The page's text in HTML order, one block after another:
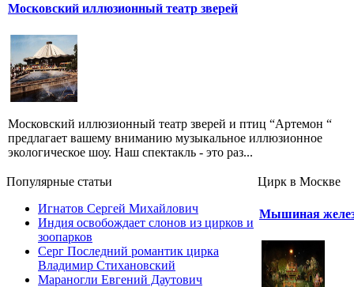
Московский иллюзионный театр зверей
Московский иллюзионный театр зверей и птиц “Артемон “
предлагает вашему вниманию музыкальное иллюзионное
экологическое шоу. Наш спектакль - это раз...
Популярные cтатьи
Игнатов Сергей Михайлович
Индия освобождает слонов из цирков и
зоопарков
Серг Последний романтик цирка
Владимир Стихановский
Мараногли Евгений Даутович
Цирк в Москве
Мышиная